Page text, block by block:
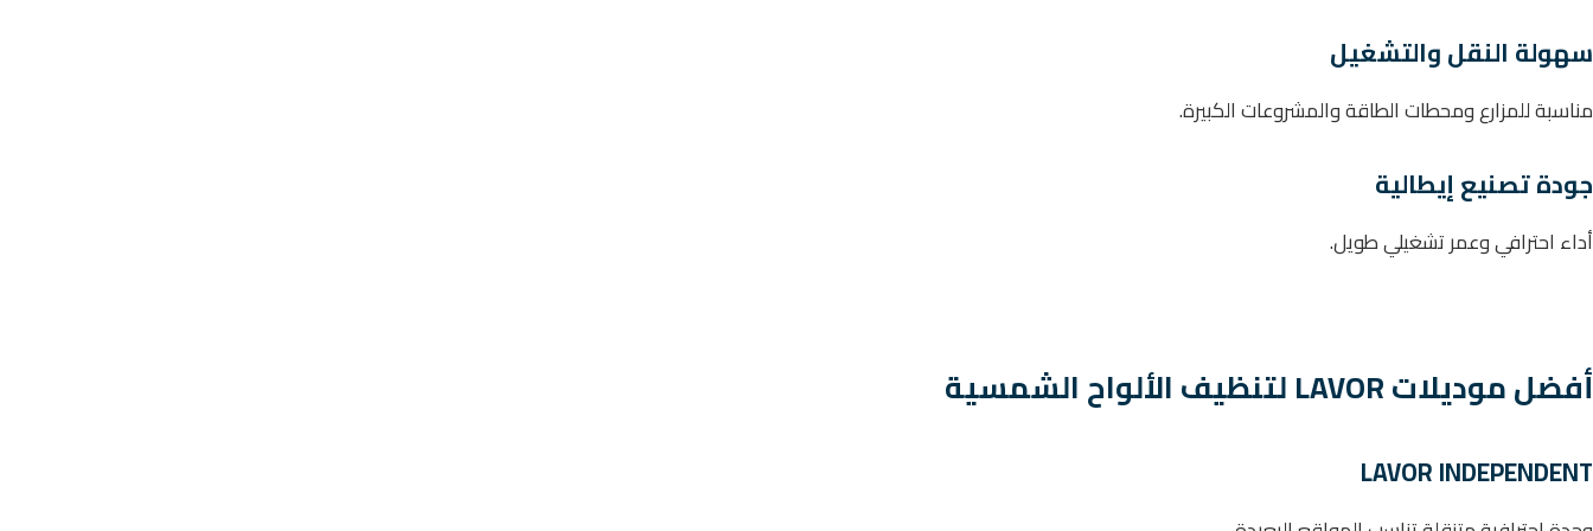
سهولة النقل والتشغيل
مناسبة للمزارع ومحطات الطاقة والمشروعات الكبيرة.
جودة تصنيع إيطالية
أداء احترافي وعمر تشغيلي طويل.
أفضل موديلات LAVOR لتنظيف الألواح الشمسية
LAVOR INDEPENDENT